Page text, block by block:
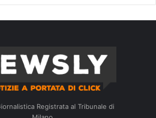
Registrata al Tribunale di